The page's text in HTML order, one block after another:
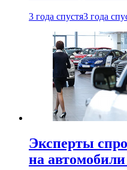
3 года спустя3 года
Эксперты
на автомобили